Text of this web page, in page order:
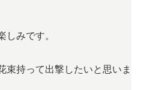
しみです。
束持って出撃したいと思いま